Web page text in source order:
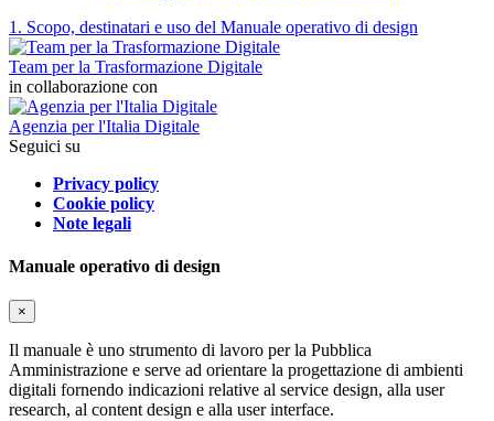
1. Scopo, destinatari e uso del Manuale operativo di design
Team per la Trasformazione Digitale
in collaborazione con
Agenzia per l'Italia Digitale
Seguici su
Privacy policy
Cookie policy
Note legali
Manuale operativo di design
×
Il manuale è uno strumento di lavoro per la Pubblica
Amministrazione e serve ad orientare la progettazione di ambienti
digitali fornendo indicazioni relative al service design, alla user
research, al content design e alla user interface.